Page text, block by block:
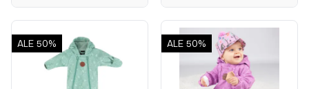
ALE 50% ALE 50%